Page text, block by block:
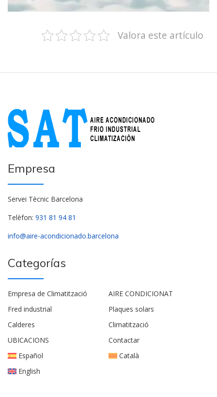
Valora este artículo
Empresa
Servei Tècnic Barcelona
Telèfon: 931 81 94 81
info@aire-acondicionado.barcelona
Categorías
Empresa de Climatització
AIRE CONDICIONAT
Fred industrial
Plaques solars
Calderes
Climatització
UBICACIONS
Contactar
Español
Català
English